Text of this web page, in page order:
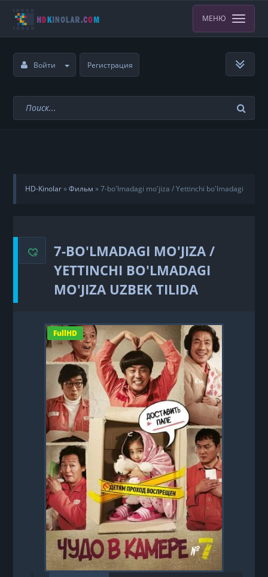
МЕНЮ
Войти Регистрация
HD-Kinolar»Фильм »7-bo'lmadagi mo'jiza / Yettinchi bo'lmadagi
7-BO'LMADAGI MO'JIZA /
YETTINCHI BO'LMADAGI
MO'JIZA UZBEK TILIDA
FullHD